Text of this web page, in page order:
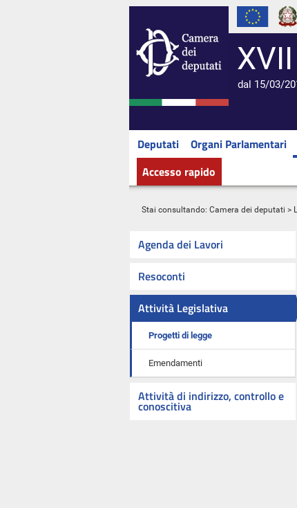
dal 15/03/
Deputati Organi Parlamentari
Accesso rapido
Stai consultando: Camera dei deputati >
Agenda dei Lavori
Resoconti
Attività Legislativa
Progetti di legge
Emendamenti
Attività di indirizzo, controllo e
conoscitiva